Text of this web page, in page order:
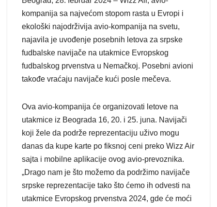
kompanija sa najvećom stopom rasta u Evropi i
ekološki najodrživija avio-kompanija na svetu,
najavila je uvođenje posebnih letova za srpske
fudbalske navijače na utakmice Evropskog
fudbalskog prvenstva u Nemačkoj. Posebni avioni
takođe vraćaju navijače kući posle mečeva.
Ova avio-kompanija će organizovati letove na
utakmice iz Beograda 16, 20. i 25. juna. Navijači
koji žele da podrže reprezentaciju uživo mogu
danas da kupe karte po fiksnoj ceni preko Wizz Air
sajta i mobilne aplikacije ovog avio-prevoznika.
„Drago nam je što možemo da podržimo navijače
srpske reprezentacije tako što ćemo ih odvesti na
utakmice Evropskog prvenstva 2024, gde će moći